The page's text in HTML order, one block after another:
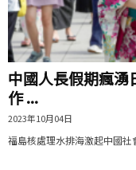
中國人長假期瘋湧
作 ...
2023年10月04日
福島核處理水排海激起中國社